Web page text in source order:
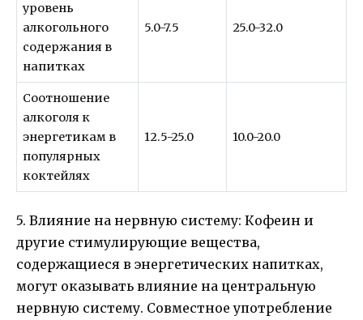
уровень
алкогольного
содержания в
напитках
5.0-7.5 25.0-32.0
Соотношение
алкоголя к
энергетикам в
популярных
коктейлях
12.5-25.0 10.0-20.0
5. Влияние на нервную систему: Кофеин и
другие стимулирующие вещества,
содержащиеся в энергетических напитках,
могут оказывать влияние на центральную
нервную систему. Совместное употребление